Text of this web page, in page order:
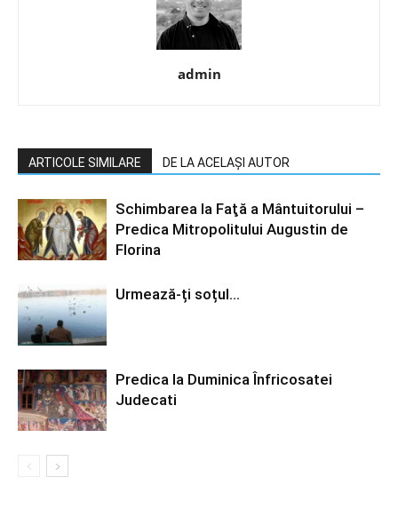
admin
ARTICOLE SIMILARE DE LA ACELAȘI AUTOR
Schimbarea la Faţă a Mântuitorului –
Predica Mitropolitului Augustin de
Florina
Urmează-ți soțul…
Predica la Duminica Înfricosatei
Judecati